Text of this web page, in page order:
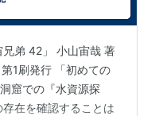
弟 42」 小山宙哉 著
1刷発行 「初めての
窟での『水資源探
在を確認することは